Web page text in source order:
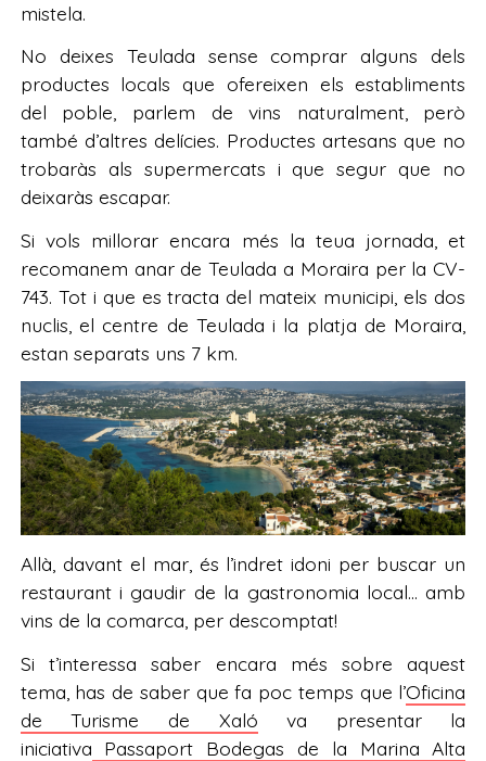
mistela.
No deixes Teulada sense comprar alguns dels
productes locals que ofereixen els establiments
del poble, parlem de vins naturalment, però
també d’altres delícies. Productes artesans que no
trobaràs als supermercats i que segur que no
deixaràs escapar.
Si vols millorar encara més la teua jornada, et
recomanem anar de Teulada a Moraira per la CV-
743. Tot i que es tracta del mateix municipi, els dos
nuclis, el centre de Teulada i la platja de Moraira,
estan separats uns 7 km.
Allà, davant el mar, és l’indret idoni per buscar un
restaurant i gaudir de la gastronomia local… amb
vins de la comarca, per descomptat!
Si t’interessa saber encara més sobre aquest
tema, has de saber que fa poc temps que l’Oficina
de Turisme de Xaló va presentar la
iniciativa Passaport Bodegas de la Marina Alta